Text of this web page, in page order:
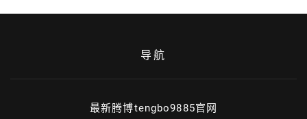
导航
最新腾博tengbo9885官网